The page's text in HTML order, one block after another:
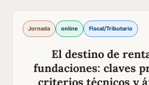
Jornada online Fiscal/Tributario
El destino de
fundaciones: claves
criterios técnicos y